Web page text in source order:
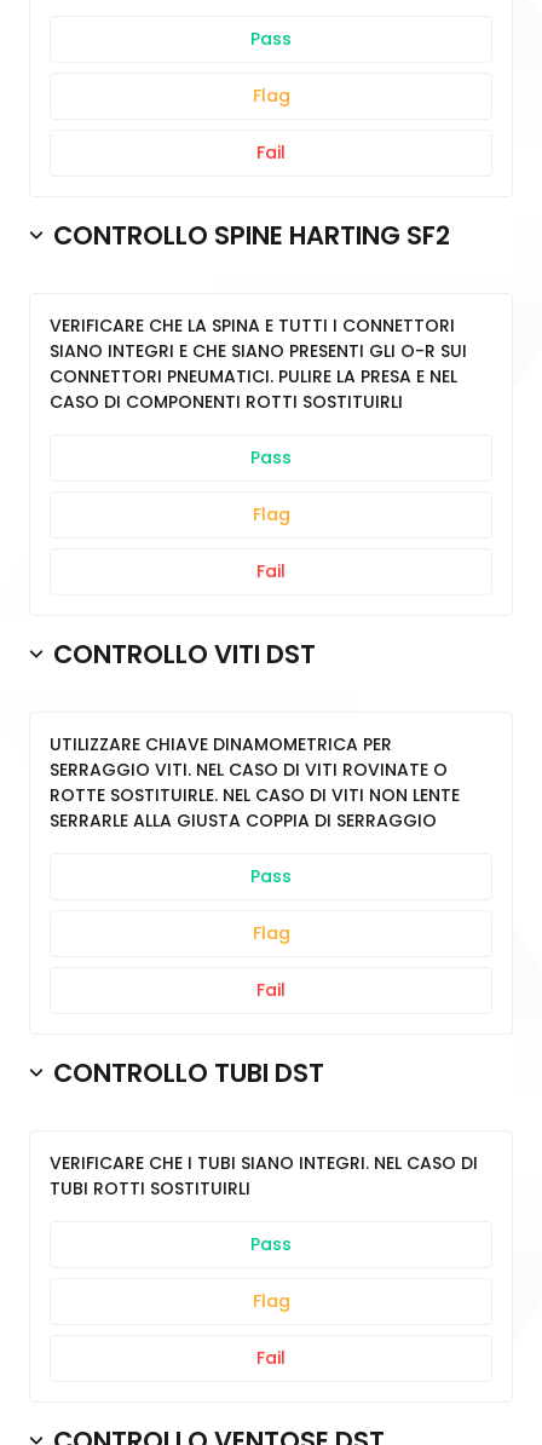
Pass
Flag
Fail
CONTROLLO SPINE HARTING SF2
VERIFICARE CHE LA SPINA E TUTTI I CONNETTORI
SIANO INTEGRI E CHE SIANO PRESENTI GLI O-R SUI
CONNETTORI PNEUMATICI. PULIRE LA PRESA E NEL
CASO DI COMPONENTI ROTTI SOSTITUIRLI
Pass
Flag
Fail
CONTROLLO VITI DST
UTILIZZARE CHIAVE DINAMOMETRICA PER
SERRAGGIO VITI. NEL CASO DI VITI ROVINATE O
ROTTE SOSTITUIRLE. NEL CASO DI VITI NON LENTE
SERRARLE ALLA GIUSTA COPPIA DI SERRAGGIO
Pass
Flag
Fail
CONTROLLO TUBI DST
VERIFICARE CHE I TUBI SIANO INTEGRI. NEL CASO DI
TUBI ROTTI SOSTITUIRLI
Pass
Flag
Fail